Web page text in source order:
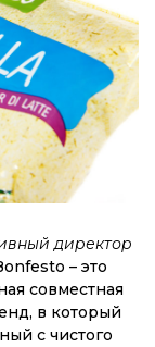
директор
– это
совместная
в который
с чистого